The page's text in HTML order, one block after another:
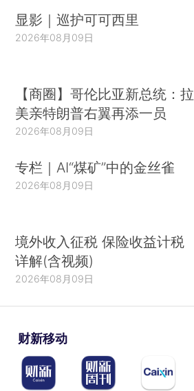
显影｜巡护可可西里
2026年08月09日
【商圈】哥伦比亚新总统：拉
美亲特朗普右翼再添一员
2026年08月09日
专栏｜AI“煤矿”中的金丝雀
2026年08月09日
境外收入征税 保险收益计税
详解(含视频)
2026年08月09日
财新移动